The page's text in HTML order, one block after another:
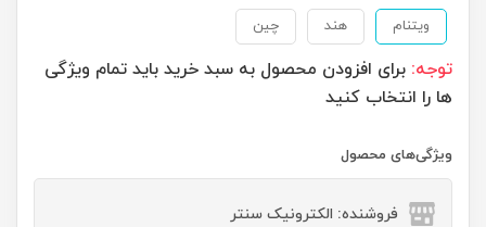
ویتنام هند چین
توجه: برای افزودن محصول به سبد خرید باید تمام ویژگی
ها را انتخاب کنید
ویژگی‌های محصول
فروشنده: الکترونیک سنتر